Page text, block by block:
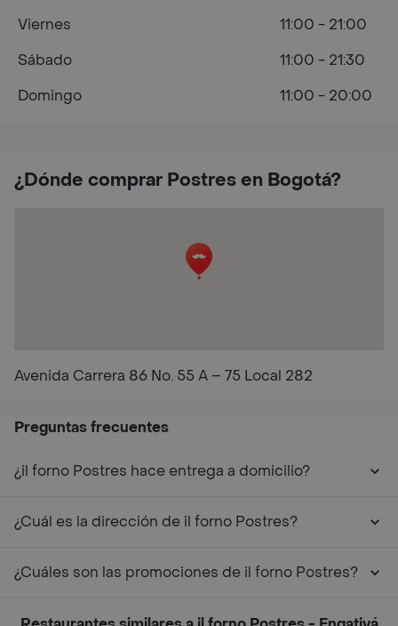
¿Dónde comprar Postres en Bogotá?
Avenida Carrera 86 No. 55 A – 75 Local 282
Viernes
11:00 - 21:00
Sábado
11:00 - 21:30
Domingo
11:00 - 20:00
Preguntas frecuentes
¿il forno Postres hace entrega a domicilio?
¿Cuál es la dirección de il forno Postres?
¿Cuáles son las promociones de il forno Postres?